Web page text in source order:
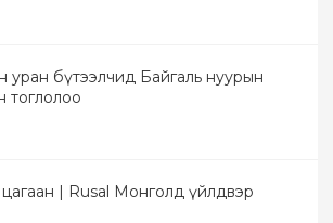
уран бүтээлчид Байгаль нуурын
тоглолоо
| Rusal Монголд үйлдвэр